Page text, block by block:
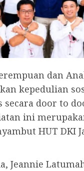
dan
kepedulian
door to
ini
HUT DKI
Jeannie